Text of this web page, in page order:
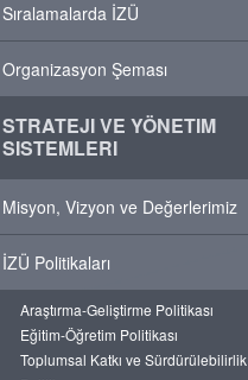
Sıralamalarda İZÜ
Organizasyon Şeması
STRATEJI VE YÖNETIM
SISTEMLERI
Misyon, Vizyon ve Değerlerimiz
İZÜ Politikaları
Araştırma-Geliştirme Politikası
Eğitim-Öğretim Politikası
Toplumsal Katkı ve Sürdürülebilirlik